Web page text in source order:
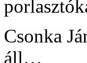
Csonka
áll…